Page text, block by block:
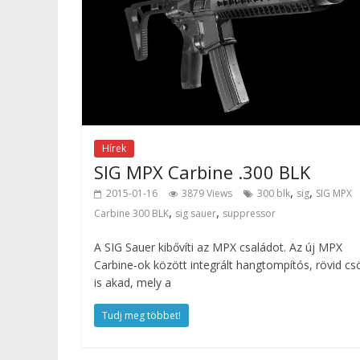
Hírek
SIG MPX Carbine .300 BLK
2015-01-16 3879 Views 300 blk, sig, SIG MPX
Carbine 300 BLK, sig sauer, suppressor
A SIG Sauer kibővíti az MPX családot. Az új MPX
Carbine-ok között integrált hangtompítós, rövid
is akad, mely a
Tudj meg többet!